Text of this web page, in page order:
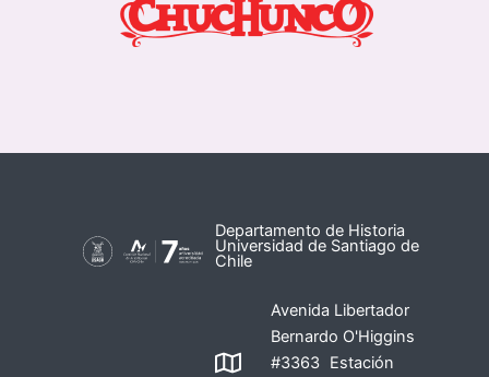
Departamento de Historia
Universidad de Santiago de
Chile
Avenida Libertador
Bernardo O'Higgins
#3363 Estación